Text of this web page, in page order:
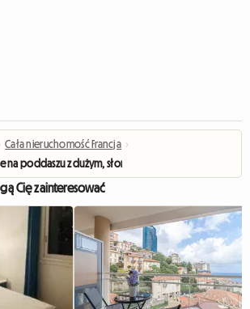
Cała nieruchomość Francja ›
na poddaszu z dużym, słonecznym tarasem
Cię zainteresować